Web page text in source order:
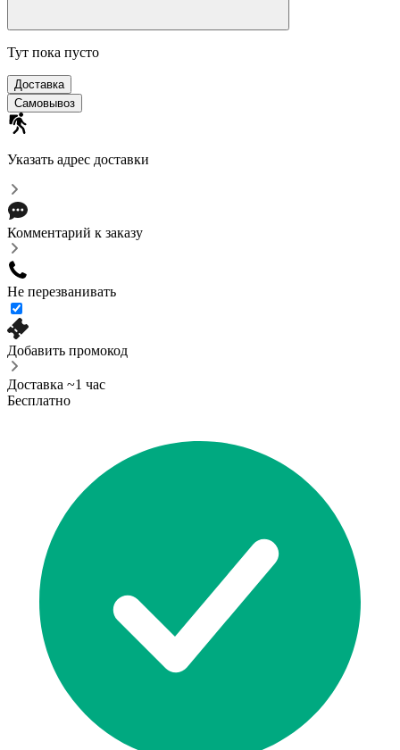
Тут пока пусто
Доставка
Самовывоз
Указать адрес доставки
Комментарий к заказу
Не перезванивать
Добавить промокод
Доставка ~1 час
Бесплатно